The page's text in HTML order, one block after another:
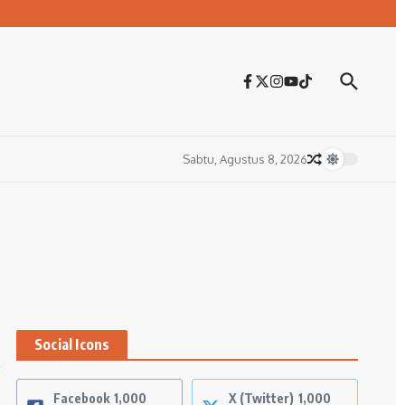
Sabtu, Agustus 8, 2026
Social Icons
Facebook 1,000
X (Twitter) 1,000